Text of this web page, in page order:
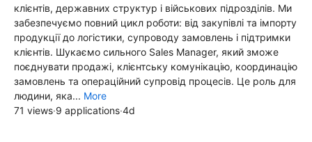
клієнтів, державних структур і військових підрозділів. Ми
забезпечуємо повний цикл роботи: від закупівлі та імпорту
продукції до логістики, супроводу замовлень і підтримки
клієнтів. Шукаємо сильного Sales Manager, який зможе
поєднувати продажі, клієнтську комунікацію, координацію
замовлень та операційний супровід процесів. Це роль для
людини, яка... More
71 views·9 applications·4d